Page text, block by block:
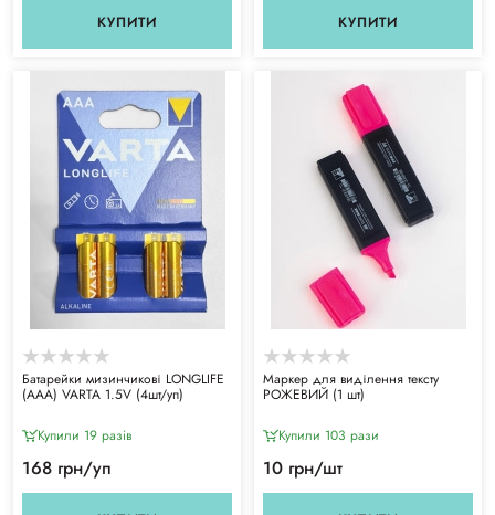
КУПИТИ КУПИТИ
Батарейки мизинчикові LONGLIFE
(ААА) VARTA 1.5V (4шт/уп)
Купили 19 разiв
168 грн/уп
Маркер для виділення тексту
РОЖЕВИЙ (1 шт)
Купили 103 рази
10 грн/шт